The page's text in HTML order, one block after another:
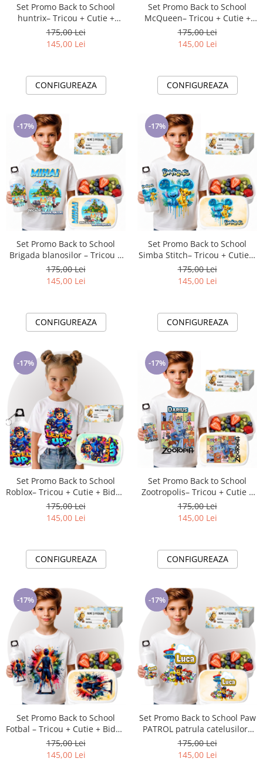
Set Promo Back to School
huntrix– Tricou + Cutie +
Bidon Personalizat pentru
copilul tău
175,00 Lei
145,00 Lei
CONFIGUREAZA
Set Promo Back to School
McQueen– Tricou + Cutie +
Bidon Personalizat pentru
copilul tău
175,00 Lei
145,00 Lei
CONFIGUREAZA
-17%
Set Promo Back to School
Brigada blanosilor – Tricou +
Cutie + Bidon Personalizat
pentru copilul tău
175,00 Lei
145,00 Lei
CONFIGUREAZA
-17%
Set Promo Back to School
Simba Stitch– Tricou + Cutie +
Bidon Personalizat pentru
copilul tău
175,00 Lei
145,00 Lei
CONFIGUREAZA
-17%
Set Promo Back to School
Roblox– Tricou + Cutie + Bidon
Personalizat pentru copilul
tău
175,00 Lei
145,00 Lei
CONFIGUREAZA
-17%
Set Promo Back to School
Zootropolis– Tricou + Cutie +
Bidon Personalizat pentru
copilul tău
175,00 Lei
145,00 Lei
CONFIGUREAZA
-17%
Set Promo Back to School
Fotbal – Tricou + Cutie + Bidon
Personalizat pentru copilul
tău
175,00 Lei
145,00 Lei
-17%
Set Promo Back to School Paw
PATROL patrula catelusilor–
Tricou + Cutie + Bidon
Personalizat pentru copilul
tău
175,00 Lei
145,00 Lei